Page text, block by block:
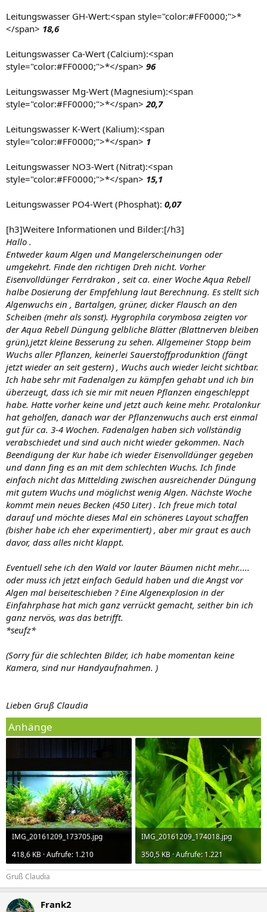
Leitungswasser GH-Wert:<span style="color:#FF0000;">*
</span> 18,6
Leitungswasser Ca-Wert (Calcium):<span
style="color:#FF0000;">*</span> 96
Leitungswasser Mg-Wert (Magnesium):<span
style="color:#FF0000;">*</span> 20,7
Leitungswasser K-Wert (Kalium):<span
style="color:#FF0000;">*</span> 1
Leitungswasser NO3-Wert (Nitrat):<span
style="color:#FF0000;">*</span> 15,1
Leitungswasser PO4-Wert (Phosphat): 0,07
[h3]Weitere Informationen und Bilder:[/h3]
Hallo .
Entweder kaum Algen und Mangelerscheinungen oder
umgekehrt. Finde den richtigen Dreh nicht. Vorher
Eisenvolldünger Ferrdrakon , seit ca. einer Woche Aqua Rebell
halbe Dosierung der Empfehlung laut Berechnung. Es stellt sich
Algenwuchs ein , Bartalgen, grüner, dicker Flausch an den
Scheiben (mehr als sonst). Hygrophila corymbosa zeigten vor
der Aqua Rebell Düngung gelbliche Blätter (Blattnerven bleiben
grün),jetzt kleine Besserung zu sehen. Allgemeiner Stopp beim
Wuchs aller Pflanzen, keinerlei Sauerstoffprodunktion (fängt
jetzt wieder an seit gestern) , Wuchs auch wieder leicht sichtbar.
Ich habe sehr mit Fadenalgen zu kämpfen gehabt und ich bin
überzeugt, dass ich sie mir mit neuen Pflanzen eingeschleppt
habe. Hatte vorher keine und jetzt auch keine mehr. Protalonkur
hat geholfen, danach war der Pflanzenwuchs auch erst einmal
gut für ca. 3-4 Wochen. Fadenalgen haben sich vollständig
verabschiedet und sind auch nicht wieder gekommen. Nach
Beendigung der Kur habe ich wieder Eisenvolldünger gegeben
und dann fing es an mit dem schlechten Wuchs. Ich finde
einfach nicht das Mittelding zwischen ausreichender Düngung
mit gutem Wuchs und möglichst wenig Algen. Nächste Woche
kommt mein neues Becken (450 Liter) . Ich freue mich total
darauf und möchte dieses Mal ein schöneres Layout schaffen
(bisher habe ich eher experimentiert) , aber mir graut es auch
davor, dass alles nicht klappt.
Eventuell sehe ich den Wald vor lauter Bäumen nicht mehr.....
oder muss ich jetzt einfach Geduld haben und die Angst vor
Algen mal beiseiteschieben ? Eine Algenexplosion in der
Einfahrphase hat mich ganz verrückt gemacht, seither bin ich
ganz nervös, was das betrifft.
*seufz*
(Sorry für die schlechten Bilder, ich habe momentan keine
Kamera, sind nur Handyaufnahmen. )
Lieben Gruß Claudia
Anhänge
IMG_20161209_173705.jpg
418,6 KB · Aufrufe: 1.210
IMG_20161209_174018.jpg
350,5 KB · Aufrufe: 1.221
Gruß Claudia
Frank2